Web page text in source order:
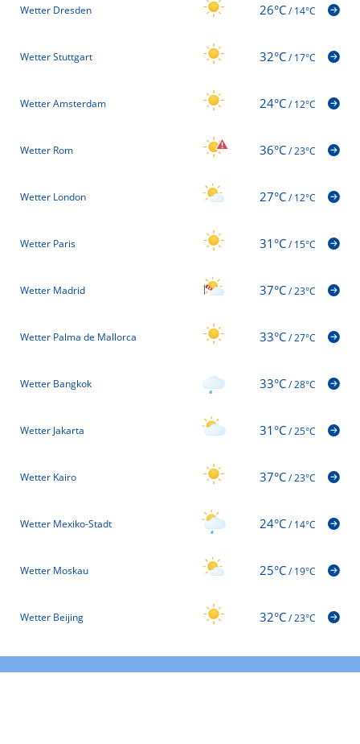
Wetter Dresden 26°C/14°C
Wetter Stuttgart 32°C/17°C
Wetter Amsterdam 24°C/12°C
Wetter Rom 36°C/23°C
Wetter London 27°C/12°C
Wetter Paris 31°C/15°C
Wetter Madrid 37°C/23°C
Wetter Palma de Mallorca 33°C/27°C
Wetter Bangkok 33°C/28°C
Wetter Jakarta 31°C/25°C
Wetter Kairo 37°C/23°C
Wetter Mexiko-Stadt 24°C/14°C
Wetter Moskau 25°C/19°C
Wetter Beijing 32°C/23°C